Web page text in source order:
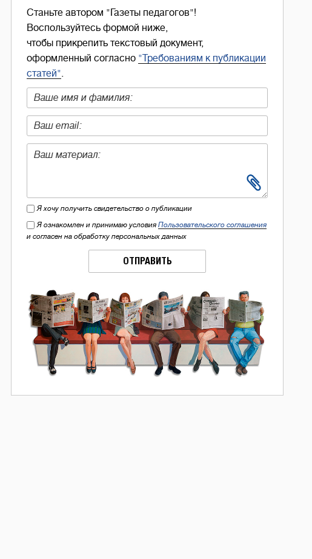
Станьте автором "Газеты педагогов"!
Воспользуйтесь формой ниже,
чтобы прикрепить текстовый документ,
оформленный согласно "Требованиям к публикации
статей".
Я хочу получить свидетельство о публикации
Я ознакомлен и принимаю условия Пользовательского соглашения
и согласен на обработку персональных данных
ОТПРАВИТЬ